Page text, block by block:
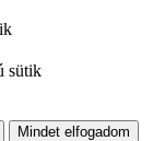
sütik
Mindet elfogadom